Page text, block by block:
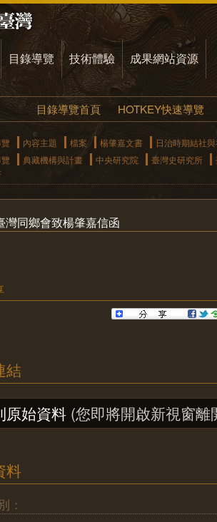
目錄導覽 技術體驗 成果網站資源
目錄導覽首頁 HOTKEY快速導覽
內容主題 檔案 楊肇嘉文書
日治時期結社
典藏機構與計畫 中央研究院 臺灣史研究所
灣同鄉會致楊肇嘉信函
結
原始資料 (您即將開啟新視窗離
料
：